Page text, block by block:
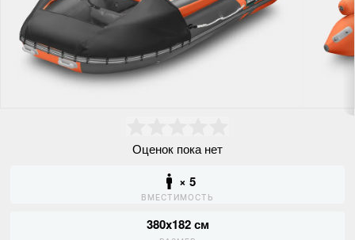
Оценок пока нет
× 5
ВМЕСТИМОСТЬ
380x182 см